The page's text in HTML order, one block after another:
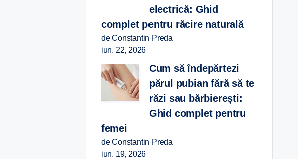
electrică: Ghid
complet pentru răcire naturală
de Constantin Preda
iun. 22, 2026
Cum să îndepărtezi
părul pubian fără să te
răzi sau bărbierești:
Ghid complet pentru
femei
de Constantin Preda
iun. 19, 2026